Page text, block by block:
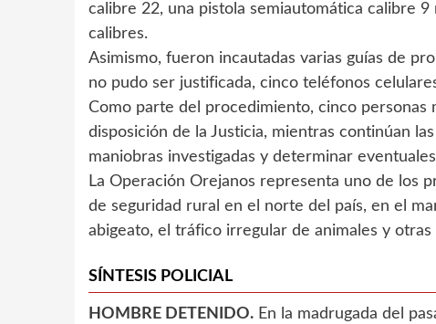
calibre 22, una pistola semiautomática calibre
calibres.
Asimismo, fueron incautadas varias guías de
no pudo ser justificada, cinco teléfonos
Como parte del procedimiento, cinco
disposición de la Justicia, mientras continúan
maniobras investigadas y determinar
La Operación Orejanos representa uno de los
de seguridad rural en el norte del país, en el
abigeato, el tráfico irregular de animales y
SÍNTESIS POLICIAL
HOMBRE DETENIDO. En la madrugada del